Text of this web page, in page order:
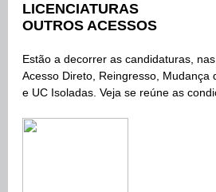
LICENCIATURAS
OUTROS ACESSOS
Estão a decorrer as candidaturas,
Acesso Direto, Reingresso, Mudança
e UC Isoladas. Veja se reúne as